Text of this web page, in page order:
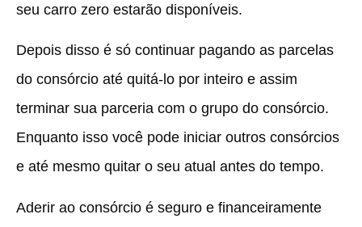
seu carro zero estarão disponíveis.
Depois disso é só continuar pagando as parcelas
do consórcio até quitá-lo por inteiro e assim
terminar sua parceria com o grupo do consórcio.
Enquanto isso você pode iniciar outros consórcios
e até mesmo quitar o seu atual antes do tempo.
Aderir ao consórcio é seguro e financeiramente